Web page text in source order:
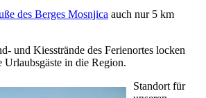
des Berges Mosnjica auch nur 5 km
und Kiesstrände des Ferienortes locken
Urlaubsgäste in die Region.
Standort für